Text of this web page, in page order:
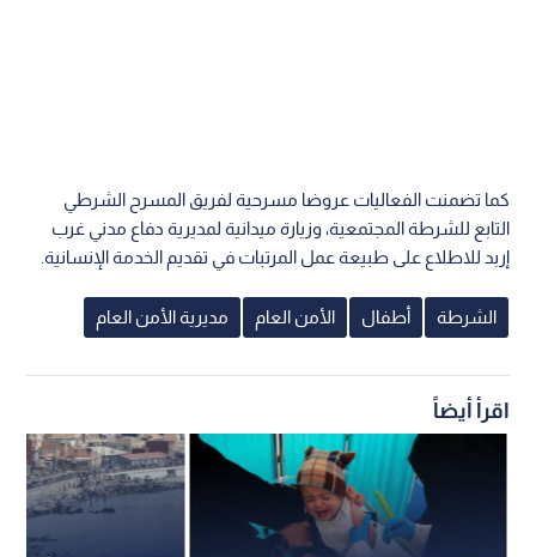
كما تضمنت الفعاليات عروضا مسرحية لفريق المسرح الشرطي
التابع للشرطة المجتمعية، وزيارة ميدانية لمديرية دفاع مدني غرب
إربد للاطلاع على طبيعة عمل المرتبات في تقديم الخدمة الإنسانية.
الشرطة أطفال الأمن العام مديرية الأمن العام
اقرأ أيضاً